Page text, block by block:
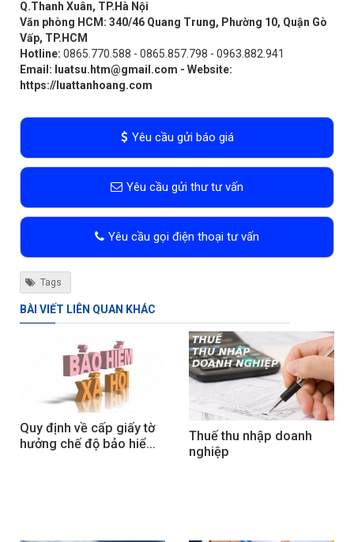
Q.Thanh Xuân, TP.Hà Nội
Văn phòng HCM: 340/46 Quang Trung, Phường 10, Quận Gò
Vấp, TP.HCM
Hotline: 0865.770.588 - 0865.857.798 - 0963.882.941
Email: luatsu.htm@gmail.com - Website:
https://luattanhoang.com
Yêu cầu gửi báo giá
Yêu cầu gửi thư tư vấn
Yêu cầu gọi điện thoại tư vấn
Tags
BÀI VIẾT LIÊN QUAN KHÁC
Quy định về cấp giấy tờ
hưởng chế độ bảo hiểm
Thuế thu nhập doanh
nghiệp